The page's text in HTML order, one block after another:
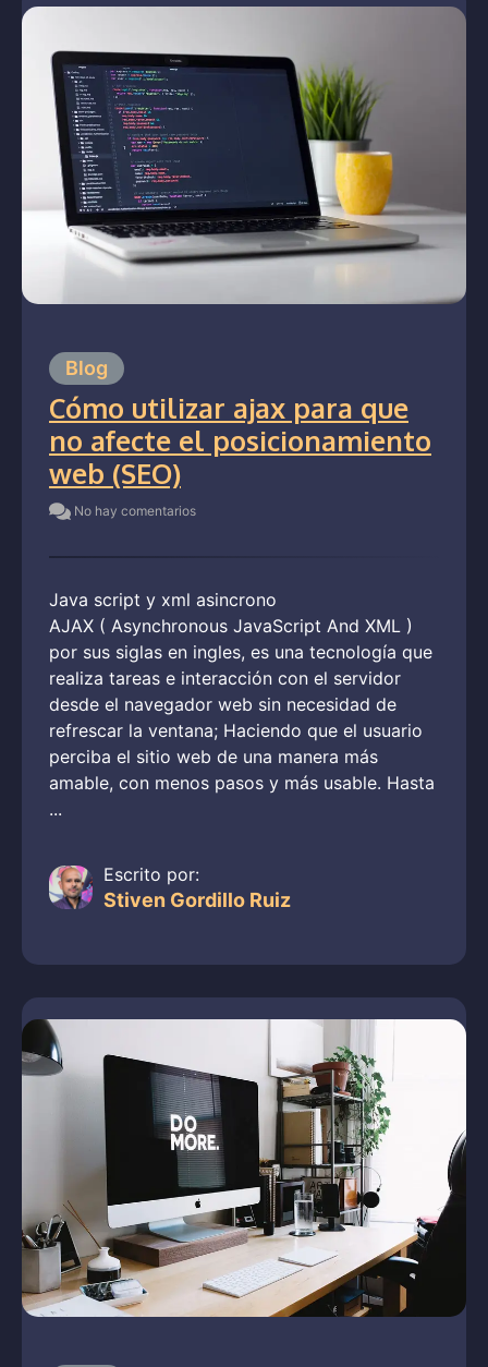
Blog
Cómo utilizar ajax para que
no afecte el posicionamiento
web (SEO)
No hay comentarios
Java script y xml asincrono
AJAX ( Asynchronous JavaScript And XML )
por sus siglas en ingles, es una tecnología que
realiza tareas e interacción con el servidor
desde el navegador web sin necesidad de
refrescar la ventana; Haciendo que el usuario
perciba el sitio web de una manera más
amable, con menos pasos y más usable. Hasta
...
Escrito por:
Stiven Gordillo Ruiz